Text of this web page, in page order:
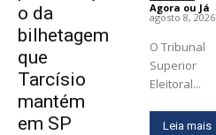
o da
bilhetagem
que
Tarcísio
mantém
em SP
Agora ou Já -
agosto 8, 2026
O Tribunal
Superior
Eleitoral...
Leia mais